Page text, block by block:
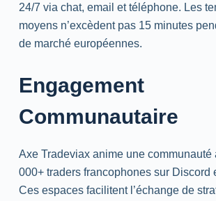
24/7 via chat, email et téléphone. Les
moyens n’excèdent pas 15 minutes
de marché européennes.
Engagement
Communautaire
Axe Tradeviax anime une communauté
000+ tradersfrancophones sur Discord
Ces espaces facilitent l’échange de